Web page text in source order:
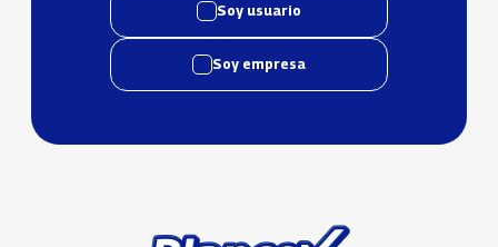
Soy usuario
Soy empresa